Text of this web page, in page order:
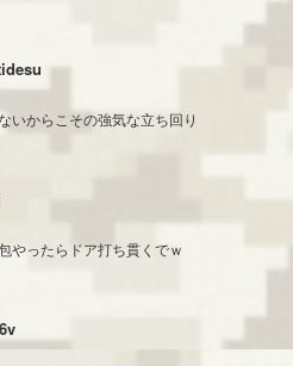
いからこその強気な立ち回り
やったらドア打ち貫くでｗ